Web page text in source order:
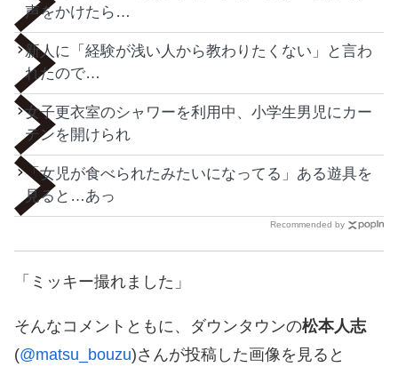
声をかけたら…
新人に「経験が浅い人から教わりたくない」と言わ
れたので…
女子更衣室のシャワーを利用中、小学生男児にカー
テンを開けられ
「女児が食べられたみたいになってる」ある遊具を
見ると…あっ
Recommended by
「ミッキー撮れました」
そんなコメントともに、ダウンタウンの松本人志
(@matsu_bouzu)さんが投稿した画像を見ると